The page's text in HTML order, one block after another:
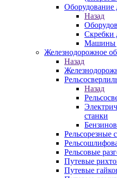
Оборудование
Назад
Скребки
Машины
Железнодорожное
Назад
Назад
станки
Рельсорезные
Рельсовые
Путевые
Путевые